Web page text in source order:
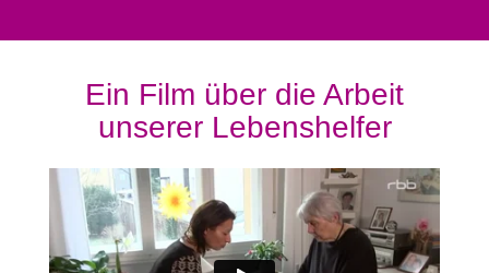
Ein Film über die Arbeit
unserer Lebenshelfer